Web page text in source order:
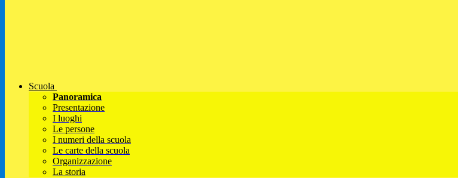
Scuola
Panoramica
Presentazione
I luoghi
Le persone
I numeri della scuola
Le carte della scuola
Organizzazione
La storia